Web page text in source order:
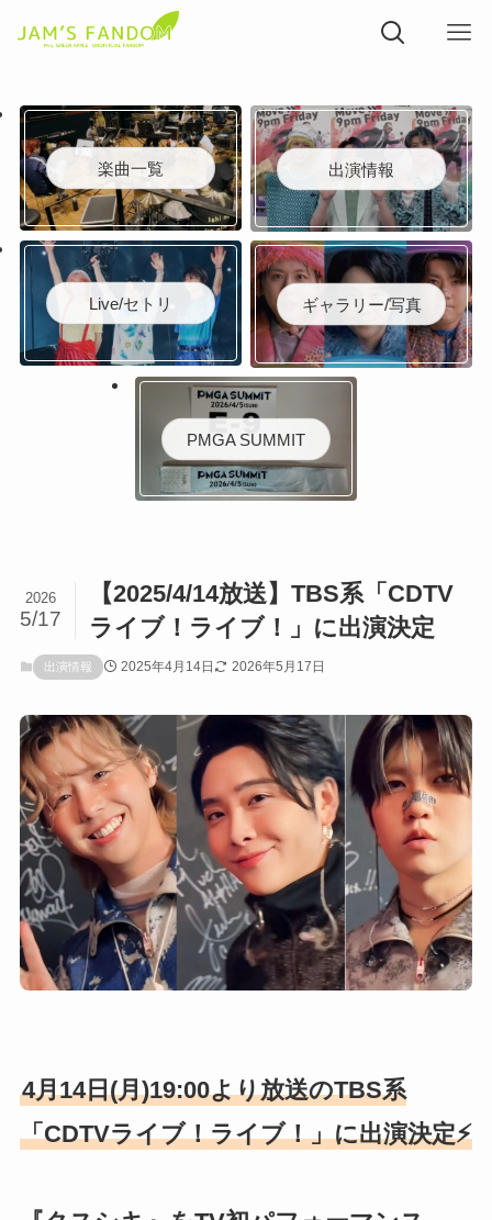
楽曲一覧 出演情報
Live/セトリ ギャラリー/写真
PMGA SUMMIT
【2025/4/14放送】TBS系「CDTV
ライブ！ライブ！」に出演決定
2026
5/17
出演情報 2025年4月14日 2026年5月17日
4月14日(月)19:00より放送のTBS系
「CDTVライブ！ライブ！」に出演決定⚡️